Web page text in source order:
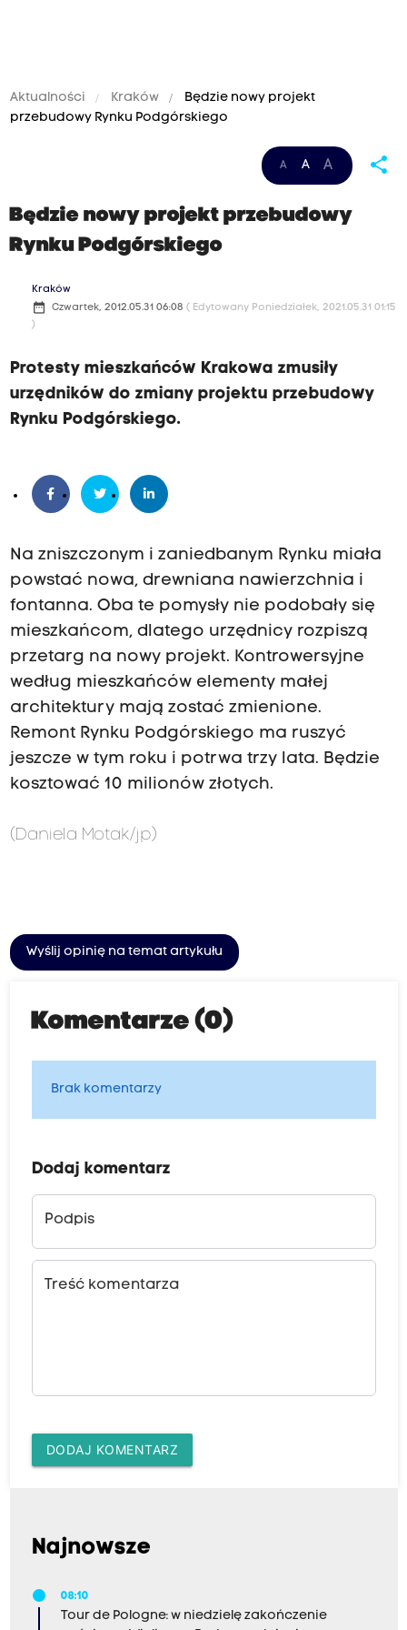
Aktualności Kraków
Będzie nowy projekt
przebudowy Rynku Podgórskiego
A A A share
Będzie nowy projekt przebudowy
Rynku Podgórskiego
Kraków
date_range Czwartek, 2012.05.31 06:08 ( Edytowany Poniedziałek, 2021.05.31 01:15
)
Protesty mieszkańców Krakowa zmusiły
urzędników do zmiany projektu przebudowy
Rynku Podgórskiego.
Na zniszczonym i zaniedbanym Rynku miała
powstać nowa, drewniana nawierzchnia i
fontanna. Oba te pomysły nie podobały się
mieszkańcom, dlatego urzędnicy rozpiszą
przetarg na nowy projekt. Kontrowersyjne
według mieszkańców elementy małej
architektury mają zostać zmienione.
Remont Rynku Podgórskiego ma ruszyć
jeszcze w tym roku i potrwa trzy lata. Będzie
kosztować 10 milionów złotych.
(Daniela Motak/jp)
Wyślij opinię na temat artykułu
Komentarze (0)
Brak komentarzy
Dodaj komentarz
Podpis
Treść komentarza
DODAJ KOMENTARZ
Najnowsze
08:10
Tour de Pologne: w niedzielę zakończenie